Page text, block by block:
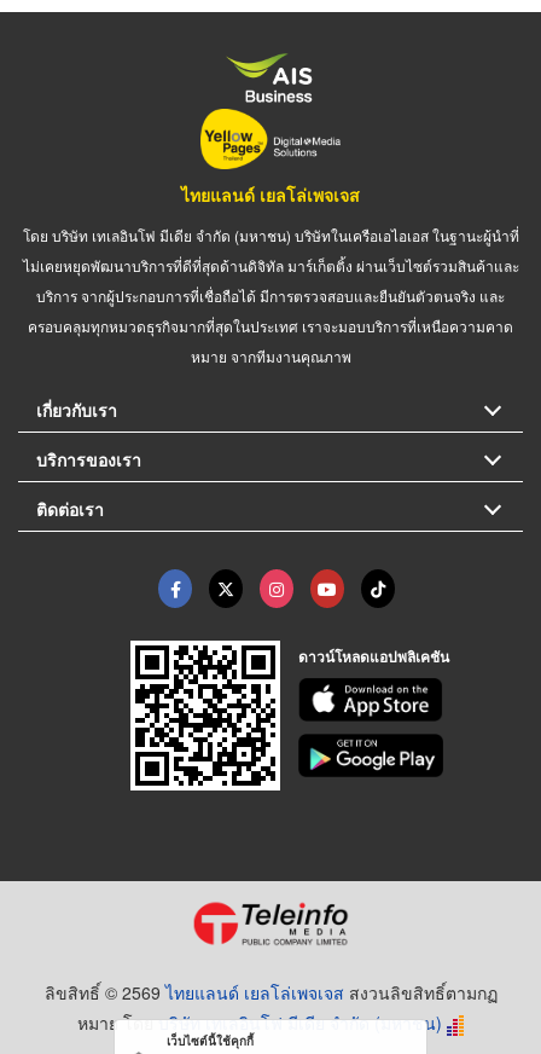
ไทยแลนด์ เยลโล่เพจเจส
โดย บริษัท เทเลอินโฟ มีเดีย จำกัด (มหาชน) บริษัทในเครือเอไอเอส ในฐานะผู้นำที่
ไม่เคยหยุดพัฒนาบริการที่ดีที่สุดด้านดิจิทัล มาร์เก็ตติ้ง ผ่านเว็บไซต์รวมสินค้าและ
บริการ จากผู้ประกอบการที่เชื่อถือได้ มีการตรวจสอบและยืนยันตัวตนจริง และ
ครอบคลุมทุกหมวดธุรกิจมากที่สุดในประเทศ เราจะมอบบริการที่เหนือความคาด
หมาย จากทีมงานคุณภาพ
เกี่ยวกับเรา
บริการของเรา
ติดต่อเรา
ดาวน์โหลดแอปพลิเคชัน
ลิขสิทธิ์ © 2569ไทยแลนด์ เยลโล่เพจเจส สงวนลิขสิทธิ์ตามกฏ
หมาย โดยบริษัท เทเลอินโฟ มีเดีย จำกัด (มหาชน)
เว็บไซต์นี้ใช้คุกกี้